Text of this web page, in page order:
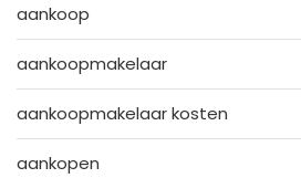
aankoop
aankoopmakelaar
aankoopmakelaar kosten
aankopen